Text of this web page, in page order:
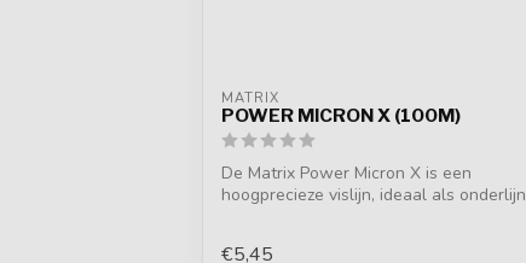
MATRIX
POWER MICRON X (100M)
De Matrix Power Micron X is een
hoogprecieze vislijn, ideaal als onderlijn
€5,45